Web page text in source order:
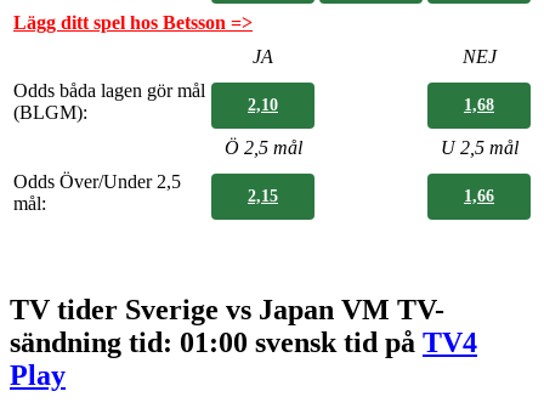
Lägg ditt spel hos Betsson =>
JA
NEJ
Odds båda lagen gör mål
(BLGM):
2,10 1,68
Ö 2,5 mål U 2,5 mål
Odds Över/Under 2,5
mål:
2,15 1,66
TV tider Sverige vs Japan VM TV-
sändning tid: 01:00 svensk tid på TV4
Play